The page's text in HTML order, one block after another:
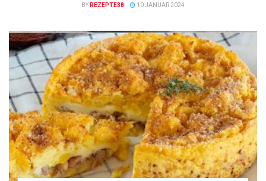
BY REZEPTE38 10 JANUAR 2024